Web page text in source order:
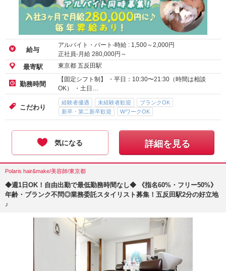
給与
アルバイト・パート-時給 : 1,500～2,000円
正社員-月給 280,000円～
最寄駅 東京都 五反田駅
勤務時間
【固定シフト制】 ・平日：10:30〜21:30（時間は相談
OK） ・土日…
こだわり
経験者優遇 未経験者歓迎
ブランクOK
新卒・第二新卒歓迎
WワークOK
気になる 詳細を見る
Polaris hair&make/美容師/東京都
◆週1日OK！自由出勤で最低勤務時間なし◆ 《指名60%・フリー50%》
年齢・ブランク不問◎業務委託スタイリスト募集！五反田駅2分の好立地
♪